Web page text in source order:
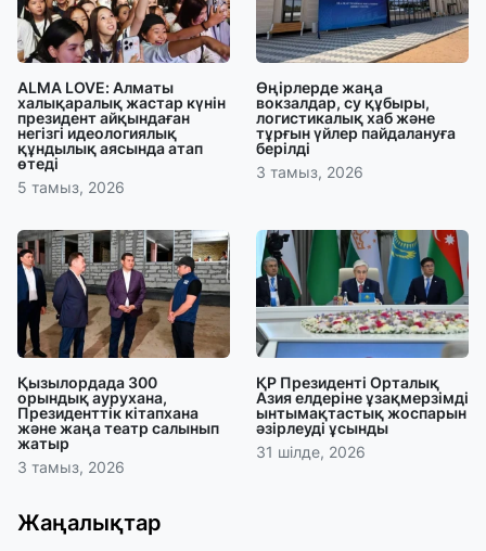
ALMA LOVE: Алматы
халықаралық жастар күнін
президент айқындаған
негізгі идеологиялық
құндылық аясында атап
өтеді
5 тамыз, 2026
Өңірлерде жаңа
вокзалдар, су құбыры,
логистикалық хаб және
тұрғын үйлер пайдалануға
берілді
3 тамыз, 2026
Қызылордада 300
орындық аурухана,
Президенттік кітапхана
және жаңа театр салынып
жатыр
3 тамыз, 2026
ҚР Президенті Орталық
Азия елдеріне ұзақмерзімді
ынтымақтастық жоспарын
әзірлеуді ұсынды
31 шілде, 2026
Жаңалықтар